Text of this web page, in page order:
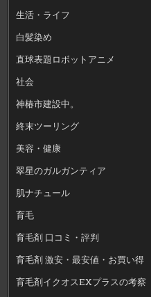
生活・ライフ
白髪染め
直球表題ロボットアニメ
社会
神椿市建設中。
終末ツーリング
美容・健康
翠星のガルガンティア
肌ナチュール
育毛
育毛剤 口コミ・評判
育毛剤 激安・最安値・お買い得
育毛剤イクオスEXプラスの考察